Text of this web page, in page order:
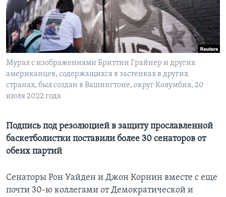
Learning English
СОЦИАЛЬНЫЕ СЕТИ
Языки
Мурал с изображениями Бриттни Грайнер и других
американцев, содержащихся в застенках в других
странах, был создан в Вашингтоне, округ Колумбия, 20
июля 2022 года
Подпись под резолюцией в защиту прославленной
баскетболистки поставили более 30 сенаторов от
обеих партий
Сенаторы Рон Уайден и Джон Корнин вместе с еще
почти 30-ю коллегами от Демократической и